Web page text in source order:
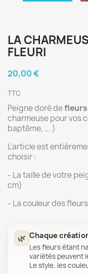
LA
FLEURI
20,00 €
TTC
Peigne doré defleurs
charmeuse pour vos
baptême, ... )
L'article est
choisir :
- La taille de votre
cm)
- La couleur des
🌿 Chaque
Les fleurs étant
variétés peuvent
Le style, les